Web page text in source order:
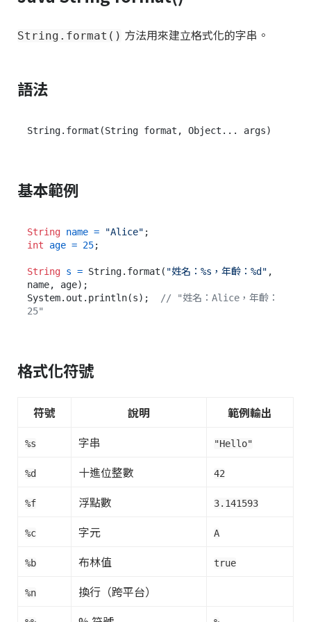
String.format() 方法用來建立格式化的字串。
語法
基本範例
String name = "Alice"
int
age = 25;
String s = String.format( "姓名：%s，年齡：%d" ,
name, age);
System.out.println(s); // "姓名：Alice，年齡：
25"
格式化符號
符號 說明 範例輸出
%s 字串 "Hello"
%d 十進位整數 42
%f 浮點數 3.141593
%c 字元 A
%b 布林值 true
%n 換行（跨平台）